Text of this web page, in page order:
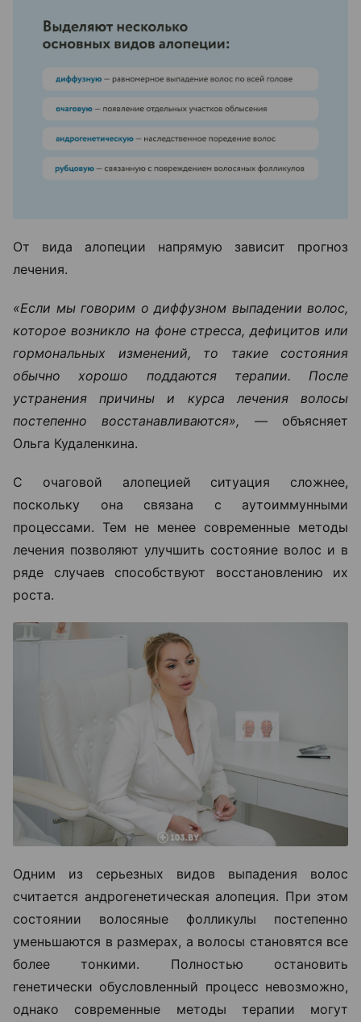
От вида алопеции напрямую зависит прогноз
лечения.
«Если мы говорим о диффузном выпадении волос,
которое возникло на фоне стресса, дефицитов или
гормональных изменений, то такие состояния
обычно хорошо поддаются терапии. После
устранения причины и курса лечения волосы
постепенно восстанавливаются», —объясняет
Ольга Кудаленкина.
С очаговой алопецией ситуация сложнее,
поскольку она связана с аутоиммунными
процессами. Тем не менее современные методы
лечения позволяют улучшить состояние волос и в
ряде случаев способствуют восстановлению их
роста.
Одним из серьезных видов выпадения волос
считается андрогенетическая алопеция. При этом
состоянии волосяные фолликулы постепенно
уменьшаются в размерах, а волосы становятся все
более тонкими. Полностью остановить
генетически обусловленный процесс невозможно,
однако современные методы терапии могут